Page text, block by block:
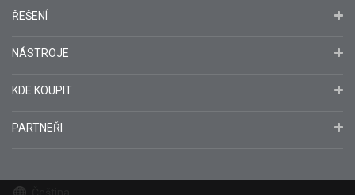
ŘEŠENÍ
NÁSTROJE
KDE KOUPIT
PARTNEŘI